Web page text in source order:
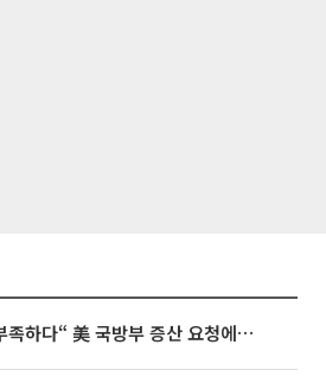
[특징주] “탄약 부족하다“ 美 국방부 증산 요청에⋯국내 방산주 급등세